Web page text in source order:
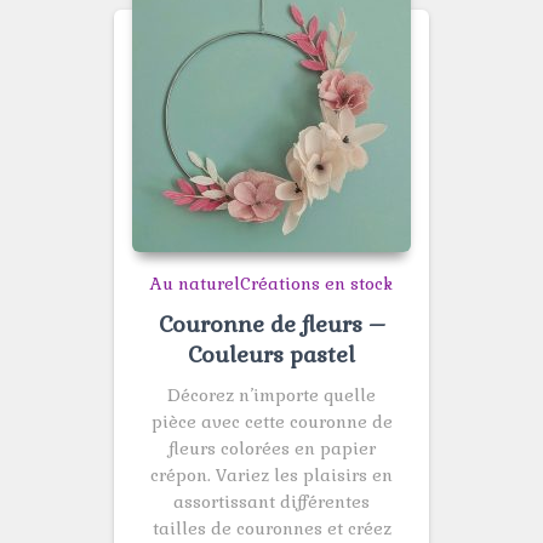
Au naturelCréations en stock
Couronne de fleurs –
Couleurs pastel
Décorez n’importe quelle
pièce avec cette couronne de
fleurs colorées en papier
crépon. Variez les plaisirs en
assortissant différentes
tailles de couronnes et créez